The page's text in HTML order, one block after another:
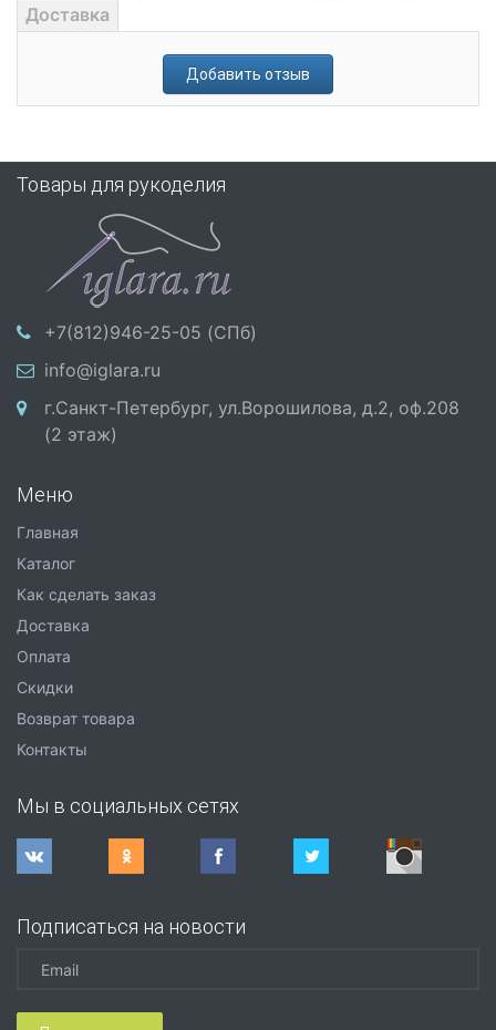
Доставка
Добавить отзыв
Товары для рукоделия
+7(812)946-25-05 (СПб)
info@iglara.ru
г.Санкт-Петербург, ул.Ворошилова, д.2, оф.208
(2 этаж)
Меню
Главная
Каталог
Как сделать заказ
Доставка
Оплата
Скидки
Возврат товара
Контакты
Мы в социальных сетях
Подписаться на новости